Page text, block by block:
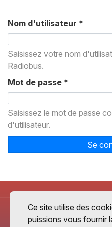
Nom d'utilisateur *
Saisissez votre nom
Radiobus.
Mot de passe *
Saisissez le mot de passe
d'utilisateur.
Se
Ce site utilise des
puissions vous fournir